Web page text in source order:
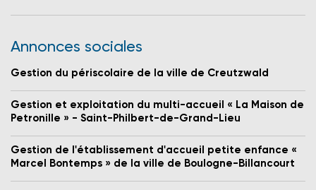
Annonces sociales
Gestion du périscolaire de la ville de Creutzwald
Gestion et exploitation du multi-accueil « La Maison de
Petronille » - Saint-Philbert-de-Grand-Lieu
Gestion de l'établissement d'accueil petite enfance «
Marcel Bontemps » de la ville de Boulogne-Billancourt